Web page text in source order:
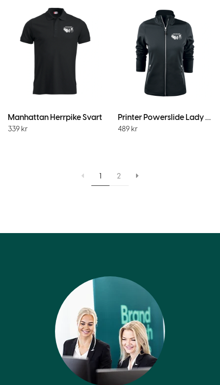
Manhattan Herrpike Svart
339 kr
Printer Powerslide Lady Zip jacket Black
489 kr
1 2